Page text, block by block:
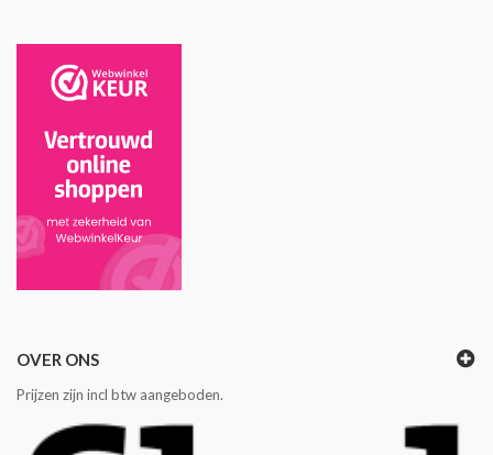
OVER ONS
Prijzen zijn incl btw aangeboden.